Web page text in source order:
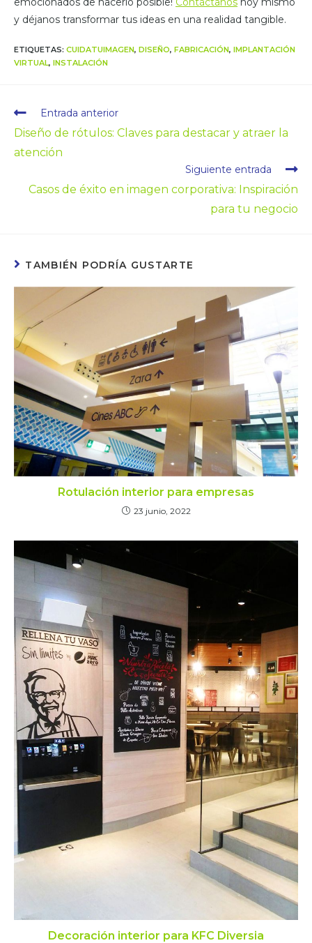
y déjanos transformar tus ideas en una realidad tangible.
ETIQUETAS: CUIDATUIMAGEN, DISEÑO, FABRICACIÓN, IMPLANTACIÓN
VIRTUAL, INSTALACIÓN
Entrada anterior
Diseño de rótulos: Claves para destacar y atraer la
atención
Siguiente entrada
Casos de éxito en imagen corporativa: Inspiración
para tu negocio
TAMBIÉN PODRÍA GUSTARTE
Rotulación interior para empresas
23 junio, 2022
Decoración interior para KFC Diversia